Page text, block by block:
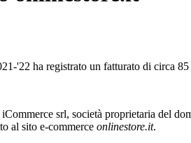
'22 ha registrato un fatturato di circa
srl, società proprietaria del
al sito e-commerce onlinestore.it.